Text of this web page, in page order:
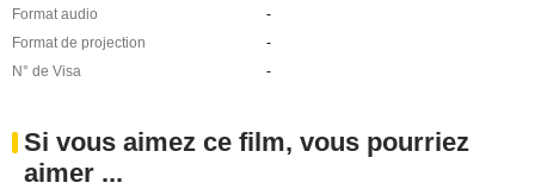
Format audio
-
Format de projection
-
N° de Visa
-
Si vous aimez ce film, vous pourriez
aimer ...